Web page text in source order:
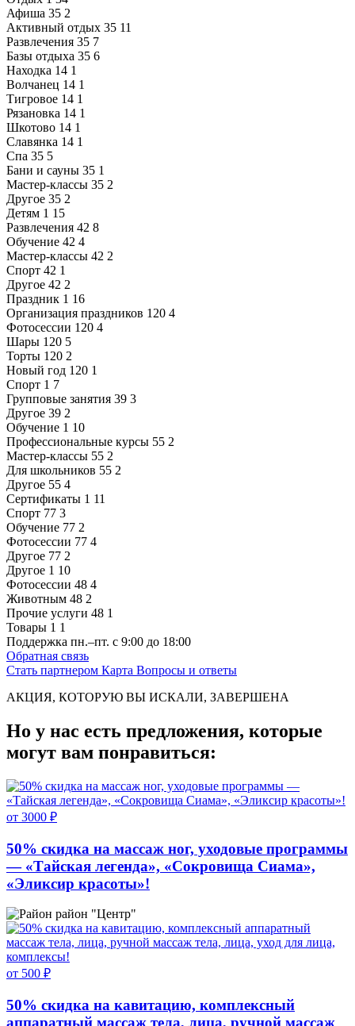
Афиша 35 2
Активный отдых 35 11
Развлечения 35 7
Базы отдыха 35 6
Находка 14 1
Волчанец 14 1
Тигровое 14 1
Рязановка 14 1
Шкотово 14 1
Славянка 14 1
Спа 35 5
Бани и сауны 35 1
Мастер-классы 35 2
Другое 35 2
Детям 1 15
Развлечения 42 8
Обучение 42 4
Мастер-классы 42 2
Спорт 42 1
Другое 42 2
Праздник 1 16
Организация праздников 120 4
Фотосессии 120 4
Шары 120 5
Торты 120 2
Новый год 120 1
Спорт 1 7
Групповые занятия 39 3
Другое 39 2
Обучение 1 10
Профессиональные курсы 55 2
Мастер-классы 55 2
Для школьников 55 2
Другое 55 4
Сертификаты 1 11
Спорт 77 3
Обучение 77 2
Фотосессии 77 4
Другое 77 2
Другое 1 10
Фотосессии 48 4
Животным 48 2
Прочие услуги 48 1
Товары 1 1
Поддержка пн.–пт. с 9:00 до 18:00
Обратная связь
Стать партнером Карта Вопросы и ответы
АКЦИЯ, КОТОРУЮ ВЫ ИСКАЛИ, ЗАВЕРШЕНА
Но у нас есть предложения, которые
могут вам понравиться:
от 3000 ₽
50% скидка на массаж ног, уходовые программы
— «Тайская легенда», «Сокровища Сиама»,
«Эликсир красоты»!
район "Центр"
от 500 ₽
50% скидка на кавитацию, комплексный
аппаратный массаж тела, лица, ручной массаж